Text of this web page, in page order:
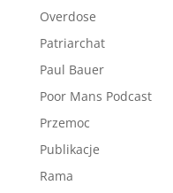
Overdose
Patriarchat
Paul Bauer
Poor Mans Podcast
Przemoc
Publikacje
Rama